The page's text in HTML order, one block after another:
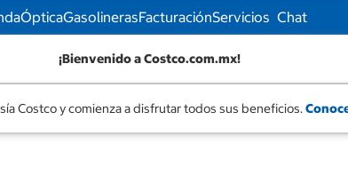
ÓpticaGasolinerasFacturaciónServicios Chat
¡Bienvenido a Costco.com.mx!
Costco y comienza a disfrutar todos sus beneficios.